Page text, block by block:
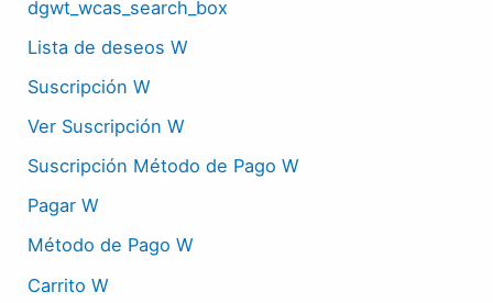
dgwt_wcas_search_box
Lista de deseos W
Suscripción W
Ver Suscripción W
Suscripción Método de Pago W
Pagar W
Método de Pago W
Carrito W